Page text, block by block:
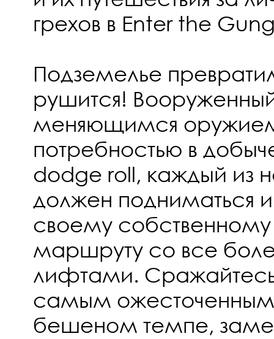
грехов в Enter the
Подземелье
рушится!
меняющимся
потребностью в
dodge roll, каждый из
должен подниматься и
своему
маршруту со все
лифтами.
самым ожесточенным
бешеном темпе,